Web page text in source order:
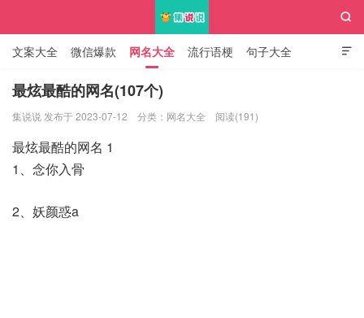

文案大全 微信爆款 网名大全 流行语梗 句子大全
知识大全

最炫最酷的网名(107个)
集说说 发布于 2023-07-12 分类： 网名大全 阅读(191)
最炫最酷的网名 1
1、念你入骨
2、妖颜惑a